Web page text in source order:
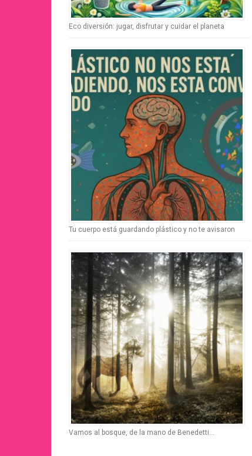
Eco diversión: jugar, disfrutar y cuidar el planeta
Tu cuerpo está guardando plástico y no te avisaron
Vamos al bosque, de la mano de Benedetti…